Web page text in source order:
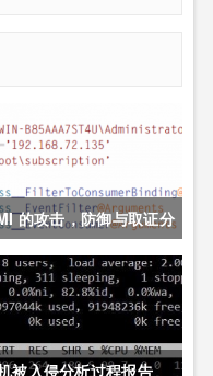
的攻击，防御与取证分
术之防御篇
被入侵分析过程报告